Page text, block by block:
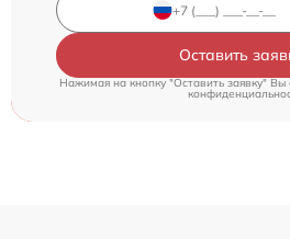
Оставить
Нажимая на кнопку "Оставить заявку" Вы